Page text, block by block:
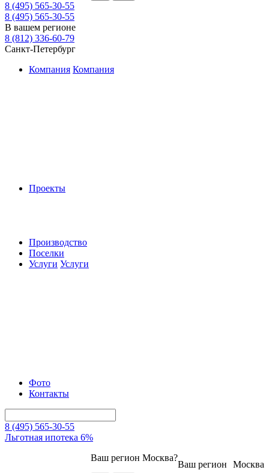
8 (495) 565-30-55
8 (495) 565-30-55
В вашем регионе
8 (812) 336-60-79
Санкт-Петербург
Компания Компания
Проекты
Производство
Поселки
Услуги Услуги
Фото
Контакты
8 (495) 565-30-55
Льготная ипотека 6%
Москва
Ваш регион
Ваш регион Москва?